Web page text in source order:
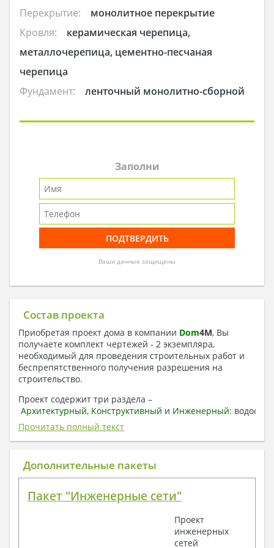
Перекрытие:
монолитное перекрытие
Кровля:
керамическая черепица,
металлочерепица, цементно-песчаная
черепица
Фундамент:
ленточный монолитно-сборной
Заполни
Ваши данные защищены
Состав проекта
Приобретая проект дома в компании Dom4M, Вы
получаете комплект чертежей - 2 экземпляра,
необходимый для проведения строительных работ и
беспрепятственного получения разрешения на
строительство.
Проект содержит три раздела –
Архитектурный, Конструктивный и Инженерный:
отопление, вентиляция, канализация,
электроснабжение (приобретается за дополнительную
плату) + Пояснительная записка.
1. Архитектурный раздел:
План координационных осей
Поэтажные маркировочные планы с
Прочитать полный текст
Дополнительные пакеты
Пакет "Инженерные сети"
Проект
инженерных
сетей